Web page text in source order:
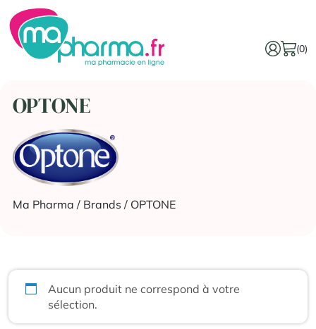
(0)
OPTONE
Ma Pharma / Brands / OPTONE
Aucun produit ne correspond à votre
sélection.